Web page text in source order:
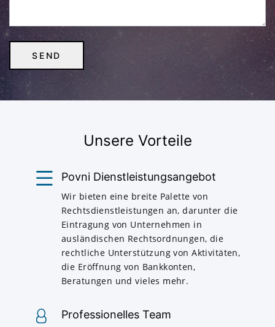
Unsere Vorteile
Povni Dienstleistungsangebot
Wir bieten eine breite Palette von
Rechtsdienstleistungen an, darunter die
Eintragung von Unternehmen in
ausländischen Rechtsordnungen, die
rechtliche Unterstützung von Aktivitäten,
die Eröffnung von Bankkonten,
Beratungen und vieles mehr.
Professionelles Team